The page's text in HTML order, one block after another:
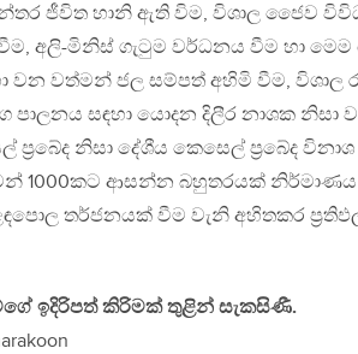
ජීවිත හානි ඇති විම, විශාල ජෛව
අලි-මිනිස් ගැටුම වර්ධනය වීම හා මෙම
වන වත්මන් ජල සම්පත් අහිමි වීම, විශාල
සඳහා යොදන දිලීර නාශක නිසා
නිසා දේශීය කෙසෙල් ප්‍රබේද
1000කට ආසන්න බහුතරයක් නිර්මාණය
තර්ජනයක් වීම වැනි අහිතකර
ඉදිරිපත් කිරිමක් තුළින් සැකසිණී.